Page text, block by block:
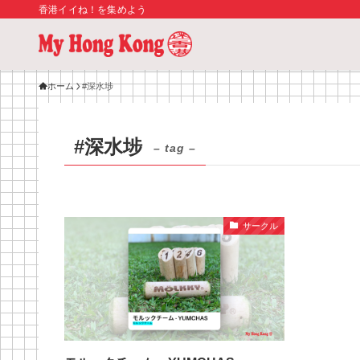
香港イイね！を集めよう
ホーム #深水埗
#深水埗 – tag –
サークル